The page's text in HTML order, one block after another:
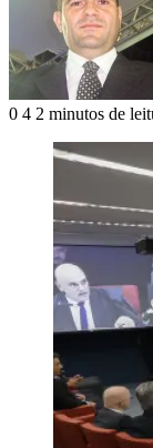
0 4 2 minutos de